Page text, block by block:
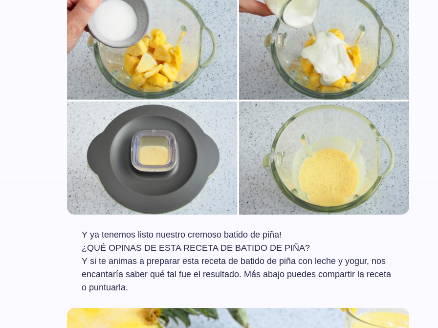
Y ya tenemos listo nuestro cremoso batido de piña!
¿QUÉ OPINAS DE ESTA RECETA DE BATIDO DE PIÑA?
Y si te animas a preparar esta receta de batido de piña con leche y yogur, nos
encantaría saber qué tal fue el resultado. Más abajo puedes compartir la receta
o puntuarla.